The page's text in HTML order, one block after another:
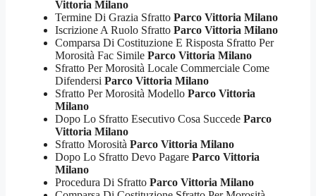
Vittoria Milano
Termine Di Grazia Sfratto Parco Vittoria Milano
Iscrizione A Ruolo Sfratto Parco Vittoria Milano
Comparsa Di Costituzione E Risposta Sfratto Per
Morosità Fac Simile Parco Vittoria Milano
Sfratto Per Morosità Locale Commerciale Come
Difendersi Parco Vittoria Milano
Sfratto Per Morosità Modello Parco Vittoria
Milano
Dopo Lo Sfratto Esecutivo Cosa Succede Parco
Vittoria Milano
Sfratto Morosità Parco Vittoria Milano
Dopo Lo Sfratto Devo Pagare Parco Vittoria
Milano
Procedura Di Sfratto Parco Vittoria Milano